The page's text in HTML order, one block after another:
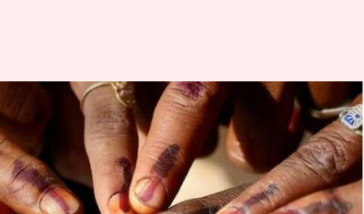
கர்நாடக தேர்தல்களில்
தொடர்ந்து
தோல்வியடையும் 92
சதவீத பெண்
வேட்பாளர்கள்